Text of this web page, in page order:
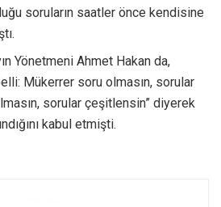
soruların saatler önce kendisine
Yönetmeni Ahmet Hakan da,
Mükerrer soru olmasın, sorular
sorular çeşitlensin” diyerek
kabul etmişti.